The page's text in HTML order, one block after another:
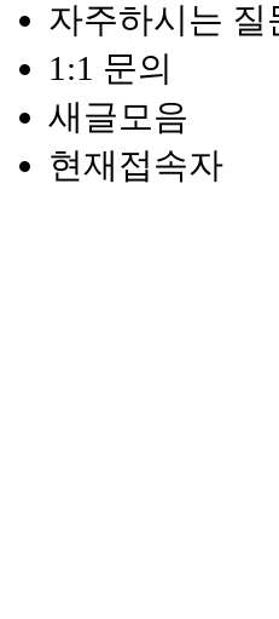
자주하시는 질
1:1 문의
새글모음
현재접속자